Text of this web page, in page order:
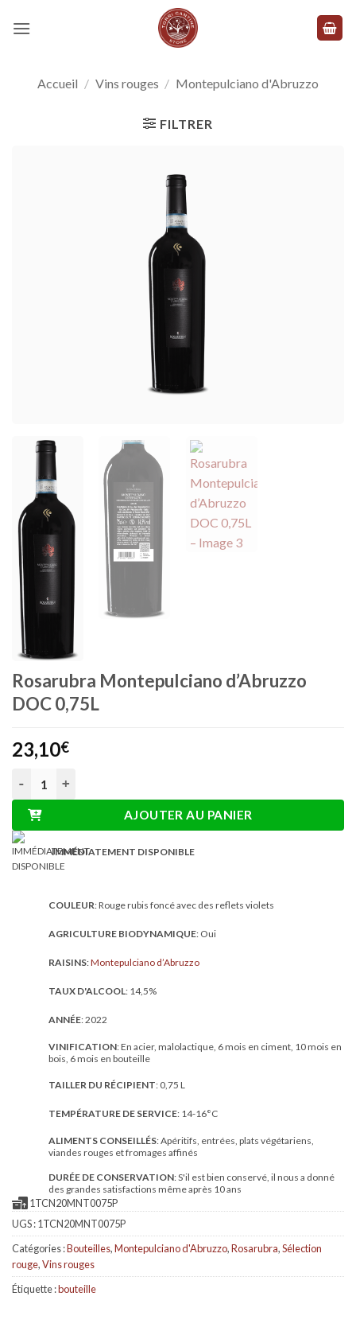
Accueil / Vins rouges / Montepulciano d'Abruzzo
FILTRER
Rosarubra Montepulciano d’Abruzzo
DOC 0,75L
23,10€
AJOUTER AU PANIER
IMMÉDIATEMENT DISPONIBLE
COULEUR: Rouge rubis foncé avec des reflets violets
AGRICULTURE BIODYNAMIQUE: Oui
RAISINS:Montepulciano d’Abruzzo
TAUX D'ALCOOL: 14,5%
ANNÉE: 2022
VINIFICATION: En acier, malolactique, 6 mois en ciment, 10 mois en
bois, 6 mois en bouteille
TAILLER DU RÉCIPIENT: 0,75 L
TEMPÉRATURE DE SERVICE: 14-16°C
ALIMENTS CONSEILLÉS: Apéritifs, entrées, plats végétariens,
viandes rouges et fromages affinés
DURÉE DE CONSERVATION: S'il est bien conservé, il nous a donné
des grandes satisfactions même après 10 ans
1TCN20MNT0075P
UGS :1TCN20MNT0075P
Catégories :Bouteilles,Montepulciano d'Abruzzo,Rosarubra,Sélection
rouge,Vins rouges
Étiquette :bouteille